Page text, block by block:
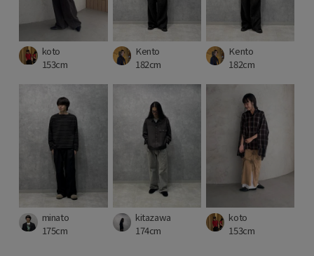
koto
153cm
Kento
182cm
Kento
182cm
minato
175cm
kitazawa
174cm
koto
153cm